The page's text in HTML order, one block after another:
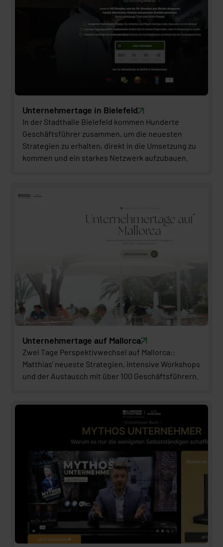
Unternehmertage in Bielefeld
In der Stadthalle Bielefeld kommen Hunderte
Geschäftsführer zusammen, um die neuesten
Strategien zu erhalten, direkt in die Umsetzung zu
kommen und ein starkes Netzwerk aufzubauen.
Unternehmertage auf Mallorca
Zwei Tage Perspektivwechsel auf Mallorca::
Matthias' neueste Strategien, intensive Workshops
und der Austausch mit über 100 Geschäftsführern.